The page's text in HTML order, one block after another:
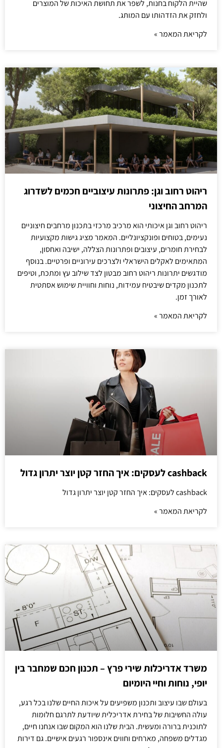
שהיית הלקוח בחנות, לשפר את תחושת האיכות של המוצרים
ולחזק את הזדהותו עם המותג.
לקריאת המאמר »
ריהוט רחוב וגן: פתרונות עיצוביים חכמים לשדרוג
המרחב החיצוני
ריהוט רחוב וגן איכותי הוא מרכיב מרכזי בתכנון מרחבים חיצוניים
נעימים, בטוחים ופונקציונליים. המאמר מציג גישות מקצועיות
לבחירת חומרים, עיצובים ופתרונות הצללה, ישיבה ואחסון,
המתאימים לאקלים הישראלי ולצרכים עירוניים ופרטיים. בנוסף
מודגשים יתרונות ריהוט רחוב מבטון לצד שילוב עץ ומתכת, וטיפים
לתכנון מקדים שיבטיח עמידות, נוחות וחוויית שימוש אסתטית
לאורך זמן.
לקריאת המאמר »
cashback לעסקים: איך החזר קטן יוצר יתרון גדול
cashback לעסקים: איך החזר קטן יוצר יתרון גדול
לקריאת המאמר »
משרד אדריכלות שירי פרץ – תכנון חכם שמחבר בין
יופי, נוחות וחיי היומיום
בעולם שבו עיצוב ותכנון משפיעים על איכות החיים שלנו בכל רגע,
עולה החשיבות של בחירת אדריכלית שיודעת לתרגם חלומות
לתוכנית ברורה ומעשית. הבית שלנו הוא המקום שבו אנחנו חיים,
מגדלים משפחה, מארחים וחווים אינספור רגעים אישיים. גם דירות